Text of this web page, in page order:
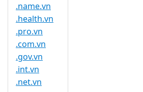
.name.vn
.health.vn
.pro.vn
.com.vn
.gov.vn
.int.vn
.net.vn